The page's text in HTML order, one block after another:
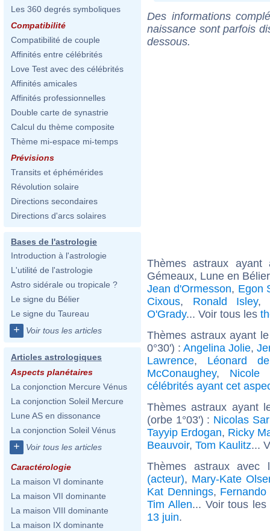
Les 360 degrés symboliques
Compatibilité
Compatibilité de couple
Affinités entre célébrités
Love Test avec des célébrités
Affinités amicales
Affinités professionnelles
Double carte de synastrie
Calcul du thème composite
Thème mi-espace mi-temps
Prévisions
Transits et éphémérides
Révolution solaire
Directions secondaires
Directions d'arcs solaires
Bases de l'astrologie
Introduction à l'astrologie
L'utilité de l'astrologie
Astro sidérale ou tropicale ?
Le signe du Bélier
Le signe du Taureau
+ Voir tous les articles
Articles astrologiques
Aspects planétaires
La conjonction Mercure Vénus
La conjonction Soleil Mercure
Lune AS en dissonance
La conjonction Soleil Vénus
+ Voir tous les articles
Caractérologie
La maison VI dominante
La maison VII dominante
La maison VIII dominante
La maison IX dominante
Des informations
naissance sont parfois
dessous.
Thèmes astraux
Gémeaux, Lune en
Jean d'Ormesson, Egon
Cixous, Ronald Isley
O'Grady... Voir tous les
Thèmes astraux ayant
0°30') : Angelina Jolie,
Lawrence, Léonard
McConaughey, Nicole
célébrités ayant cet
Thèmes astraux ayant
(orbe 1°03') : Nicolas
Tayyip Erdogan, Ricky
Beauvoir, Tom Kaulitz...
Thèmes astraux
(acteur), Mary-Kate
Kat Dennings,
Tim Allen... Voir tous
13 juin.